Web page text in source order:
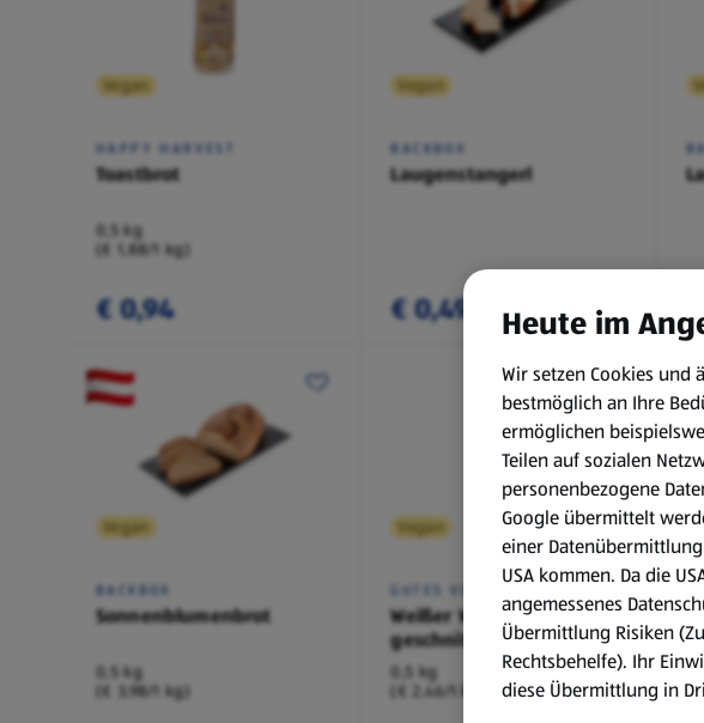
Vegan
HAPPY HARVEST
Toastbrot
0,5 kg
(€ 1,88/1 kg)
€ 0,94
Vegan
BACKBOX
Laugenstangerl
€ 0,49
Vegan
BACKBOX
Sonnenblumenbrot
0,5 kg
(€ 3,98/1 kg)
Vegan
GUTES VOM BÄCKER
Weißer Wecken
geschnitten
0,5 kg
(€ 2,46/1 kg)
Heute im
Wir setzen Cookies und
bestmöglich an Ihre
ermöglichen
Teilen auf sozialen
personenbezogene
Google übermittelt
einer
USA kommen. Da die
angemessenes
Übermittlung Risiken
Rechtsbehelfe). Ihr
diese Übermittlung in